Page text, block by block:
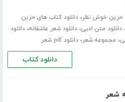
حزین خوش نظر،دانلود کتاب های حزین
،دانلود متن ادبی،دانلود شعر عاشقانه،دانلود
، مجموعه شعر،دانلود pdf شعر
دانلود کتاب
شعر